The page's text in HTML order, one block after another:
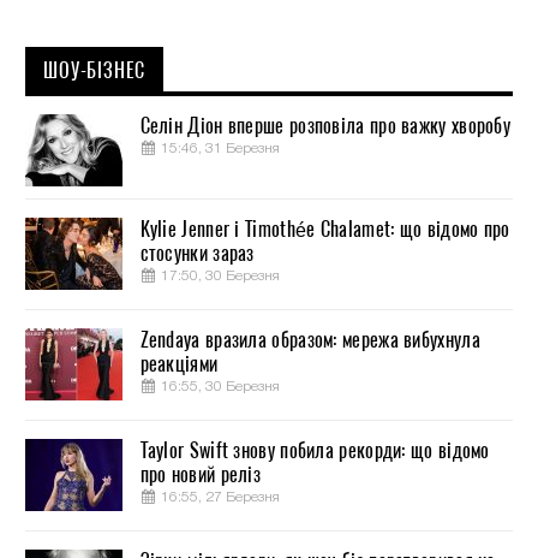
ШОУ-БІЗНЕС
Селін Діон вперше розповіла про важку хворобу
15:46, 31 Березня
Kylie Jenner і Timothée Chalamet: що відомо про
стосунки зараз
17:50, 30 Березня
Zendaya вразила образом: мережа вибухнула
реакціями
16:55, 30 Березня
Taylor Swift знову побила рекорди: що відомо
про новий реліз
16:55, 27 Березня